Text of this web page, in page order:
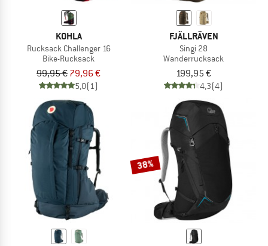
KOHLA
Rucksack Challenger 16
Bike-Rucksack
99,95 € 79,96 €
5,0(1)
FJÄLLRÄVEN
Singi 28
Wanderrucksack
199,95 €
4,3(4)
38%